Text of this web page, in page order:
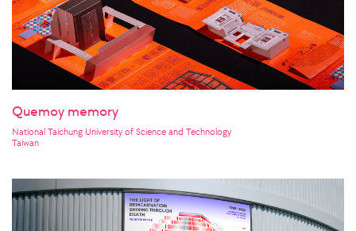
Quemoy memory
National Taichung University of Science and Technology
Taiwan